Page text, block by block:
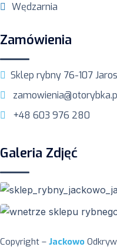
Wędzarnia
Zamówienia
Sklep rybny 76-107
+48 603 976 280
Galeria Zdjęć
Copyright – Jackowo